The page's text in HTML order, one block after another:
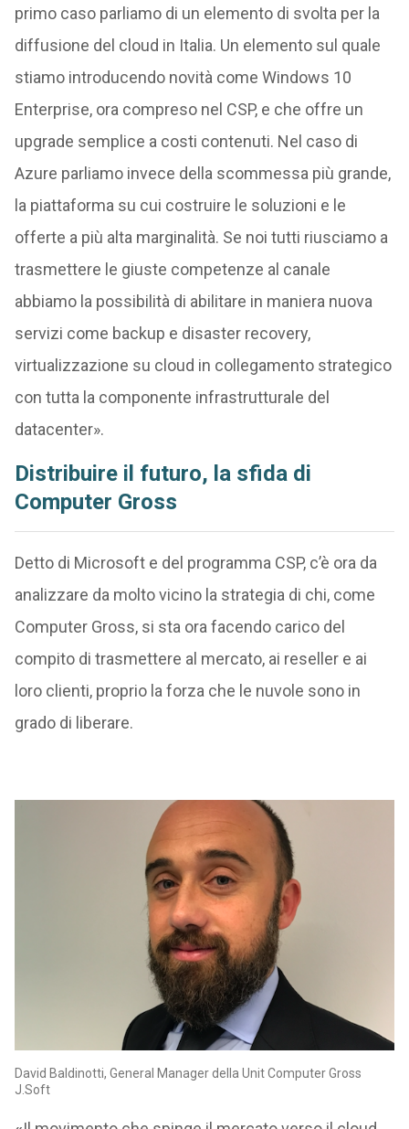
primo caso parliamo di un elemento di svolta per la
diffusione del cloud in Italia. Un elemento sul quale
stiamo introducendo novità come Windows 10
Enterprise, ora compreso nel CSP, e che offre un
upgrade semplice a costi contenuti. Nel caso di
Azure parliamo invece della scommessa più grande,
la piattaforma su cui costruire le soluzioni e le
offerte a più alta marginalità. Se noi tutti riusciamo a
trasmettere le giuste competenze al canale
abbiamo la possibilità di abilitare in maniera nuova
servizi come backup e disaster recovery,
virtualizzazione su cloud in collegamento strategico
con tutta la componente infrastrutturale del
datacenter».
Distribuire il futuro, la sfida di
Computer Gross
Detto di Microsoft e del programma CSP, c’è ora da
analizzare da molto vicino la strategia di chi, come
Computer Gross, si sta ora facendo carico del
compito di trasmettere al mercato, ai reseller e ai
loro clienti, proprio la forza che le nuvole sono in
grado di liberare.
David Baldinotti, General Manager della Unit Computer Gross
J.Soft